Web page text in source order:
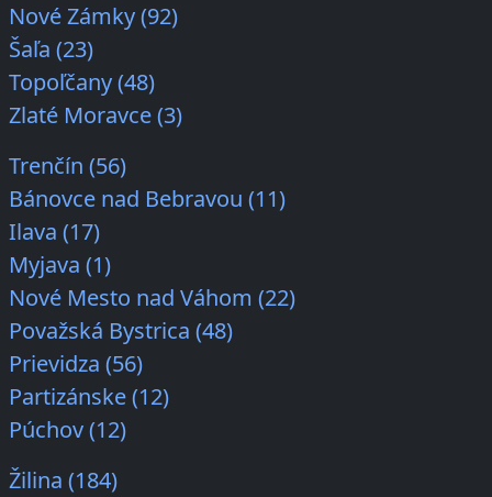
Nové Zámky (92)
Šaľa (23)
Topoľčany (48)
Zlaté Moravce (3)
Trenčín (56)
Bánovce nad Bebravou (11)
Ilava (17)
Myjava (1)
Nové Mesto nad Váhom (22)
Považská Bystrica (48)
Prievidza (56)
Partizánske (12)
Púchov (12)
Žilina (184)